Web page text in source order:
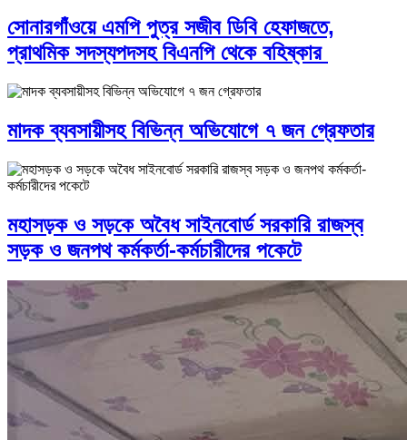
সোনারগাঁওয়ে এমপি পুত্র সজীব ডিবি হেফাজতে,
প্রাথমিক সদস্যপদসহ বিএনপি থেকে বহিষ্কার
মাদক ব্যবসায়ীসহ বিভিন্ন অভিযোগে ৭ জন গ্রেফতার
মহাসড়ক ও সড়কে অবৈধ সাইনবোর্ড সরকারি রাজস্ব
সড়ক ও জনপথ কর্মকর্তা-কর্মচারীদের পকেটে